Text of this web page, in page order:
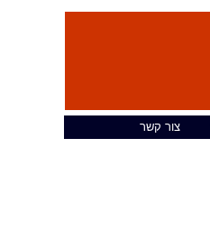
צור קשר